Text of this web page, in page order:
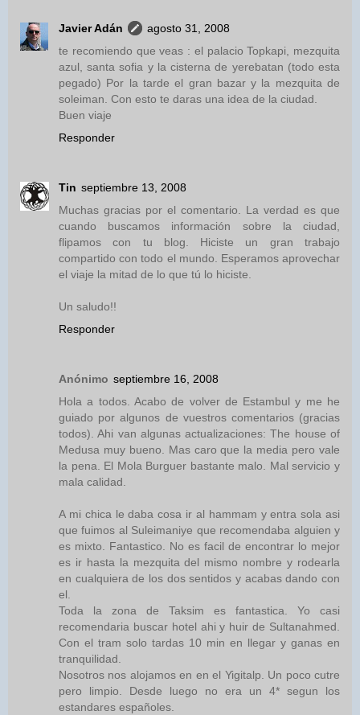
Javier Adán
agosto 31, 2008
te recomiendo que veas : el palacio Topkapi, mezquita
azul, santa sofia y la cisterna de yerebatan (todo esta
pegado) Por la tarde el gran bazar y la mezquita de
soleiman. Con esto te daras una idea de la ciudad.
Buen viaje
Responder
Tin septiembre 13, 2008
Muchas gracias por el comentario. La verdad es que
cuando buscamos información sobre la ciudad,
flipamos con tu blog. Hiciste un gran trabajo
compartido con todo el mundo. Esperamos aprovechar
el viaje la mitad de lo que tú lo hiciste.
Un saludo!!
Responder
Anónimo septiembre 16, 2008
Hola a todos. Acabo de volver de Estambul y me he
guiado por algunos de vuestros comentarios (gracias
todos). Ahi van algunas actualizaciones: The house of
Medusa muy bueno. Mas caro que la media pero vale
la pena. El Mola Burguer bastante malo. Mal servicio y
mala calidad.
A mi chica le daba cosa ir al hammam y entra sola asi
que fuimos al Suleimaniye que recomendaba alguien y
es mixto. Fantastico. No es facil de encontrar lo mejor
es ir hasta la mezquita del mismo nombre y rodearla
en cualquiera de los dos sentidos y acabas dando con
el.
Toda la zona de Taksim es fantastica. Yo casi
recomendaria buscar hotel ahi y huir de Sultanahmed.
Con el tram solo tardas 10 min en llegar y ganas en
tranquilidad.
Nosotros nos alojamos en en el Yigitalp. Un poco cutre
pero limpio. Desde luego no era un 4* segun los
estandares españoles.